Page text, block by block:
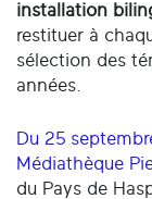
installation
restituer à
sélection des
années.
Du 25
Médiathèque
du Pays de